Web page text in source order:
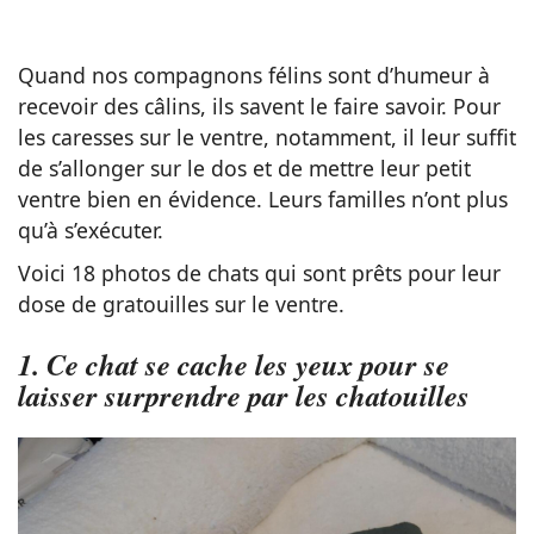
Quand nos compagnons félins sont d’humeur à
recevoir des câlins, ils savent le faire savoir. Pour
les caresses sur le ventre, notamment, il leur suffit
de s’allonger sur le dos et de mettre leur petit
ventre bien en évidence. Leurs familles n’ont plus
qu’à s’exécuter.
Voici 18 photos de chats qui sont prêts pour leur
dose de gratouilles sur le ventre.
1. Ce chat se cache les yeux pour se
laisser surprendre par les chatouilles